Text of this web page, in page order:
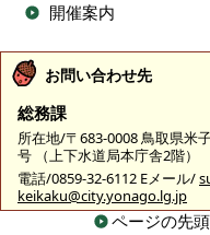
開催案内
お問い合わせ先
総務課
所在地/〒683-0008 鳥取県米
号 （上下水道局本庁舎2階）
電話/0859-32-6112 Eメール/
keikaku@city.yonago.lg.jp
ページの先